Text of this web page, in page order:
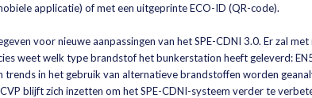
applicatie) of met een uitgeprinte ECO-ID (QR-code).
voor nieuwe aanpassingen van het SPE-CDNI 3.0. Er zal
weet welk type brandstof het bunkerstation heeft geleverd:
trends in het gebruik van alternatieve brandstoffen worden
blijft zich inzetten om het SPE-CDNI-systeem verder te